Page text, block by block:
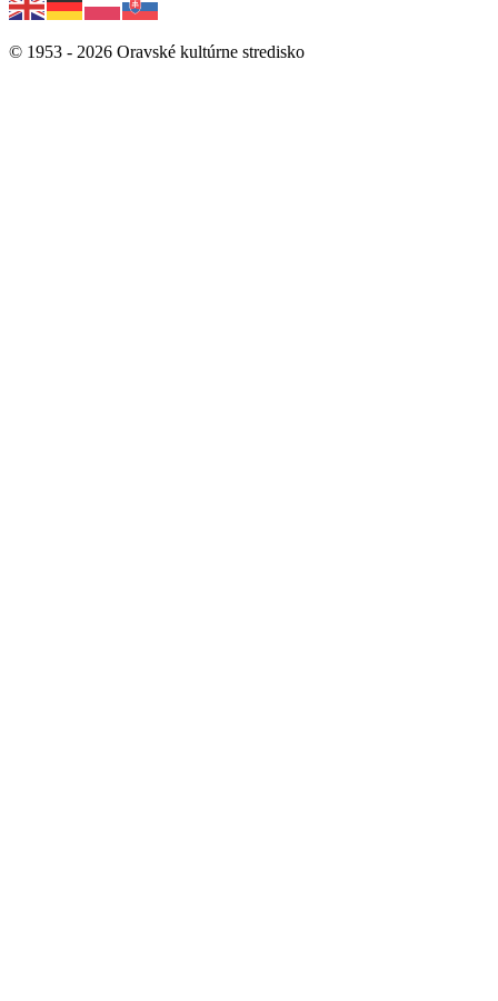
© 1953 - 2026 Oravské kultúrne stredisko